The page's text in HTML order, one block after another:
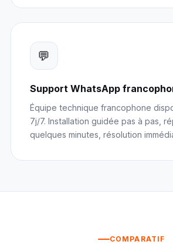
💬
Support WhatsApp
Équipe technique francophone
7j/7. Installation guidée pas à pas,
quelques minutes, résolution
COMPARATIF